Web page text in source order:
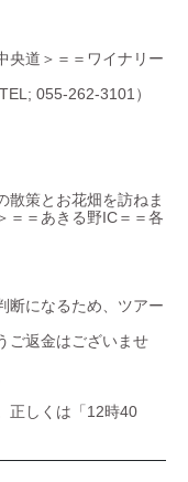
央道＞＝＝ワイナリー
055-262-3101）
散策とお花畑を訪ねま
＝＝あきる野IC＝＝各
断になるため、ツアー
ご返金はございませ
正しくは「12時40